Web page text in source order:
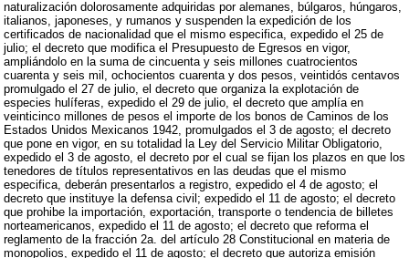
naturalización dolorosamente adquiridas por alemanes, búlgaros, húngaros,
italianos, japoneses, y rumanos y suspenden la expedición de los
certificados de nacionalidad que el mismo especifica, expedido el 25 de
julio; el decreto que modifica el Presupuesto de Egresos en vigor,
ampliándolo en la suma de cincuenta y seis millones cuatrocientos
cuarenta y seis mil, ochocientos cuarenta y dos pesos, veintidós centavos
promulgado el 27 de julio, el decreto que organiza la explotación de
especies hulíferas, expedido el 29 de julio, el decreto que amplía en
veinticinco millones de pesos el importe de los bonos de Caminos de los
Estados Unidos Mexicanos 1942, promulgados el 3 de agosto; el decreto
que pone en vigor, en su totalidad la Ley del Servicio Militar Obligatorio,
expedido el 3 de agosto, el decreto por el cual se fijan los plazos en que los
tenedores de títulos representativos en las deudas que el mismo
especifica, deberán presentarlos a registro, expedido el 4 de agosto; el
decreto que instituye la defensa civil; expedido el 11 de agosto; el decreto
que prohibe la importación, exportación, transporte o tendencia de billetes
norteamericanos, expedido el 11 de agosto; el decreto que reforma el
reglamento de la fracción 2a. del artículo 28 Constitucional en materia de
monopolios, expedido el 11 de agosto; el decreto que autoriza emisión